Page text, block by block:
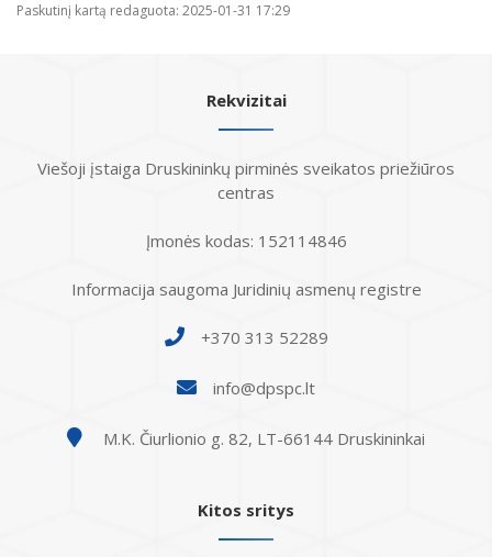
Paskutinį kartą redaguota: 2025-01-31 17:29
Rekvizitai
Viešoji įstaiga Druskininkų pirminės sveikatos priežiūros
centras
Įmonės kodas: 152114846
Informacija saugoma Juridinių asmenų registre
+370 313 52289
info@dpspc.lt
M.K. Čiurlionio g. 82, LT-66144 Druskininkai
Kitos sritys